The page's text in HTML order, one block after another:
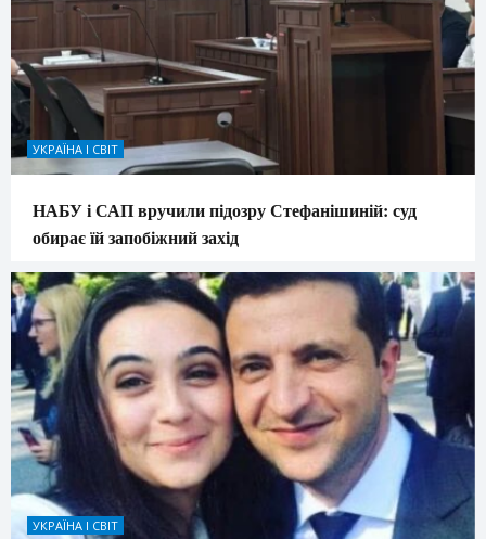
УКРАЇНА І СВІТ
НАБУ і САП вручили підозру Стефанішиній: суд
обирає їй запобіжний захід
УКРАЇНА І СВІТ